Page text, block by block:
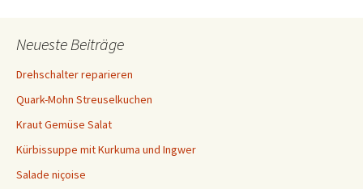
Neueste Beiträge
Drehschalter reparieren
Quark-Mohn Streuselkuchen
Kraut Gemüse Salat
Kürbissuppe mit Kurkuma und Ingwer
Salade niçoise